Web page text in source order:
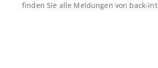
finden Sie alle Meldungen von back-